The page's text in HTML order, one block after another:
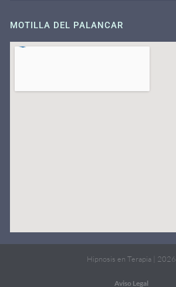
MOTILLA DEL PALANCAR
Hipnosis en Terapia | 2026
Aviso Legal